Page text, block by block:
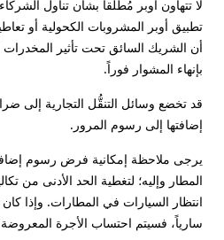
لا تتهاون أوبر مُطلقاً بشأن تناول
تطبيق أوبر المشروبات الكحولية أو
أن الشريك السائق تحت تأثير
بإنهاء المشوار فوراً.
قد تخضع وسائل التنقُّل التجارية إلى
إضافتها إلى رسوم المرور.
يرجى ملاحظة إمكانية فرض رسوم
المطار وإليه؛ لتغطية الحد الأدنى من
انتظار السيارات في المطارات. وإذا كان
سارياً، فسيتم احتساب الأجرة المعروضة